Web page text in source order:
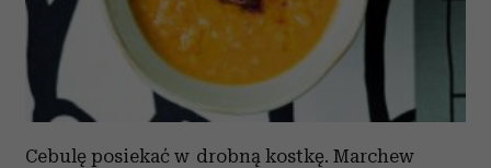
Cebulę posiekać w drobną kostkę. Marchew